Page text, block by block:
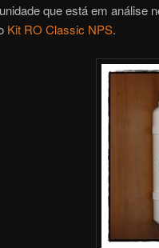
que está em análise
Kit RO Classic NPS.